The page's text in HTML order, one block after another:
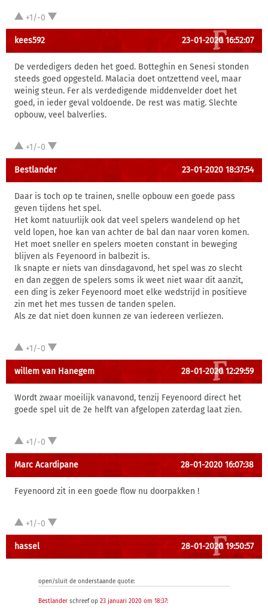
+1/-0
kees592 23-01-2020 16:52:07
De verdedigers deden het goed. Botteghin en Senesi stonden
steeds goed opgesteld. Malacia doet ontzettend veel, maar
weinig steun. Fer als verdedigende middenvelder doet het
goed, in ieder geval voldoende. De rest was matig. Slechte
opbouw, veel balverlies.
+1/-0
Bestlander 23-01-2020 18:37:54
Daar is toch op te trainen, snelle opbouw een goede pass
geven tijdens het spel.
Het komt natuurlijk ook dat veel spelers wandelend op het
veld lopen, hoe kan van achter de bal dan naar voren komen.
Het moet sneller en spelers moeten constant in beweging
blijven als Feyenoord in balbezit is.
Ik snapte er niets van dinsdagavond, het spel was zo slecht
en dan zeggen de spelers soms ik weet niet waar dit aanzit,
een ding is zeker Feyenoord moet elke wedstrijd in positieve
zin met het mes tussen de tanden spelen.
Als ze dat niet doen kunnen ze van iedereen verliezen.
+1/-0
willem van Hanegem 28-01-2020 12:29:59
Wordt zwaar moeilijk vanavond, tenzij Feyenoord direct het
goede spel uit de 2e helft van afgelopen zaterdag laat zien.
+1/-0
Marc Acardipane 28-01-2020 16:07:38
Feyenoord zit in een goede flow nu doorpakken !
+1/-0
hassel 28-01-2020 19:50:57
open/sluit de onderstaande quote:
Bestlander schreef op 23 januari 2020 om 18:37: